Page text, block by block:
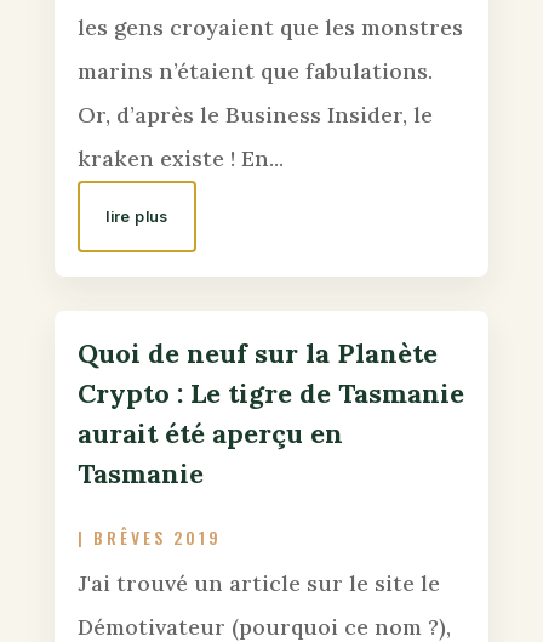
les gens croyaient que les monstres
marins n’étaient que fabulations.
Or, d’après le Business Insider, le
kraken existe ! En...
lire plus
Quoi de neuf sur la Planète
Crypto : Le tigre de Tasmanie
aurait été aperçu en
Tasmanie
| BRÊVES 2019
J'ai trouvé un article sur le site le
Démotivateur (pourquoi ce nom ?),